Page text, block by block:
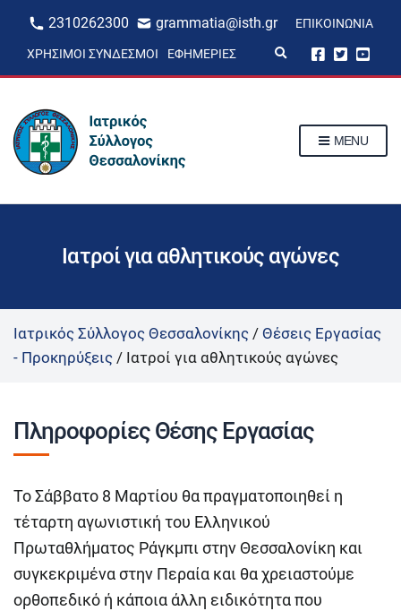
2310262300 grammatia@isth.gr ΕΠΙΚΟΙΝΩΝΊΑ
ΧΡΉΣΙΜΟΙ ΣΎΝΔΕΣΜΟΙ ΕΦΗΜΕΡΊΕΣ
p
m
MENU
Ιατροί για αθλητικούς αγώνες
Ιατρικός Σύλλογος Θεσσαλονίκης / Θέσεις Εργασίας
- Προκηρύξεις / Ιατροί για αθλητικούς αγώνες
Πληροφορίες Θέσης Εργασίας
Το Σάββατο 8 Μαρτίου θα πραγματοποιηθεί η
τέταρτη αγωνιστική του Ελληνικού
Πρωταθλήματος Ράγκμπι στην Θεσσαλονίκη και
συγκεκριμένα στην Περαία και θα χρειαστούμε
ορθοπεδικό ή κάποια άλλη ειδικότητα που